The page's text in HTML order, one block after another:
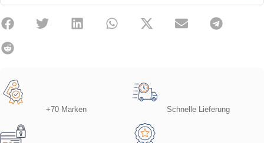
+70 Marken Schnelle Lieferung